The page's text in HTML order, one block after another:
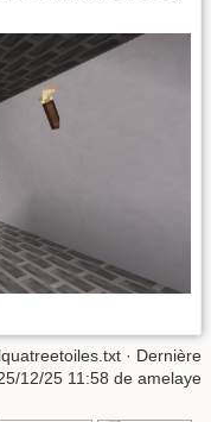
· Dernière
12/25 11:58 de amelaye